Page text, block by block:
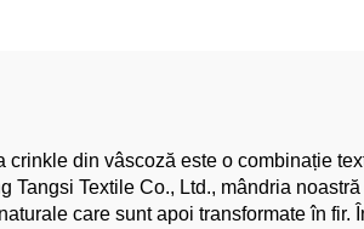
crinkle din vâscoză este o combinație
Tangsi Textile Co., Ltd., mândria
care sunt apoi transformate în